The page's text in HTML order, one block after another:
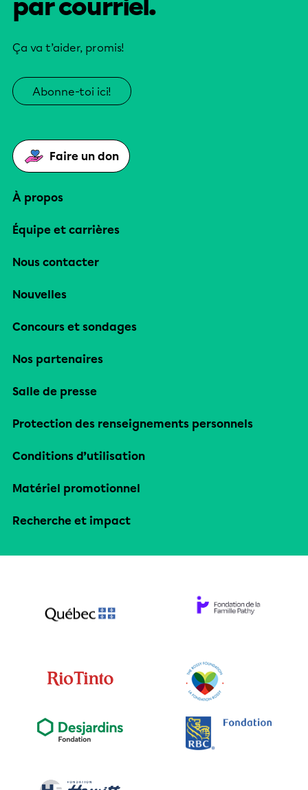
par courriel.
Ça va t’aider, promis!
Abonne-toi ici!
Faire un don
À propos
Équipe et carrières
Nous contacter
Nouvelles
Concours et sondages
Nos partenaires
Salle de presse
Protection des renseignements personnels
Conditions d’utilisation
Matériel promotionnel
Recherche et impact